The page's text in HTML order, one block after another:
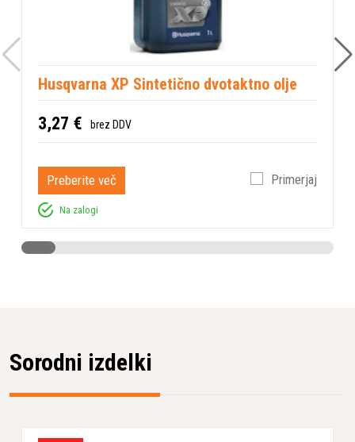
Husqvarna XP Sintetično dvotaktno olje
3,27 € brez DDV
Preberite več Primerjaj
Na zalogi
Sorodni izdelki